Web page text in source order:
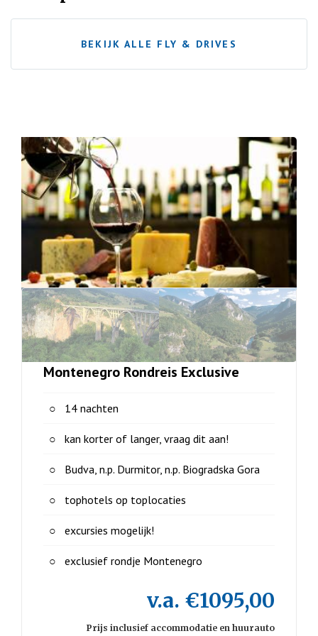
BEKIJK ALLE FLY & DRIVES
Montenegro Rondreis Exclusive
14 nachten
kan korter of langer, vraag dit aan!
Budva, n.p. Durmitor, n.p. Biogradska Gora
tophotels op toplocaties
excursies mogelijk!
exclusief rondje Montenegro
v.a. €1095,00
Prijs inclusief accommodatie en huurauto